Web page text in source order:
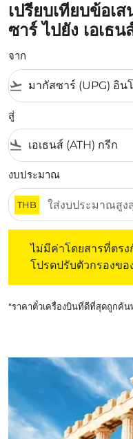
เปรียบเทียบข้อเ
ซาร์ ไปยัง เอเธน
จาก
flight_takeoff
สู่
flight_land
งบประมาณ
THB
ไม่มีค่าโดยสารที่ตร
โปรดปรับตัวกรองข
*ราคาตั๋วเครื่องบินที่ดีที่สุดถูกค้